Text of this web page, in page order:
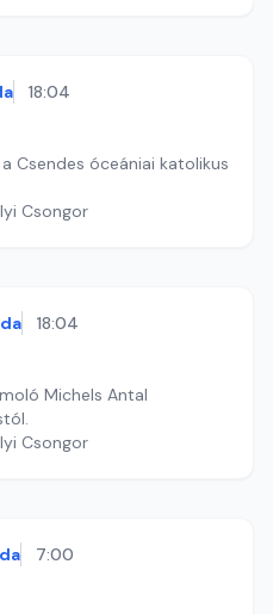
18:04
Csendes óceániai katolikus
Csongor
18:04
Michels Antal
Csongor
7:00